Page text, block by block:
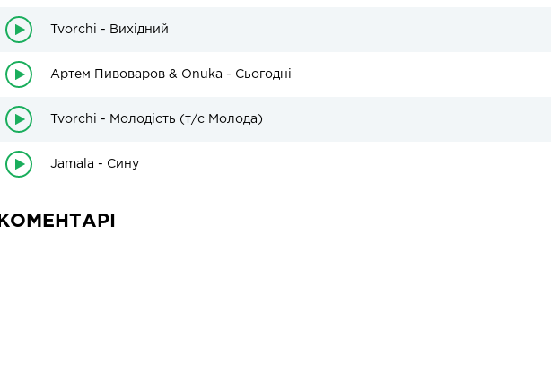
Tvorchi - Вихідний
Артем Пивоваров & Onuka - Сьогодні
Tvorchi - Молодість (т/с Молода)
Jamala - Сину
КОМЕНТАРІ